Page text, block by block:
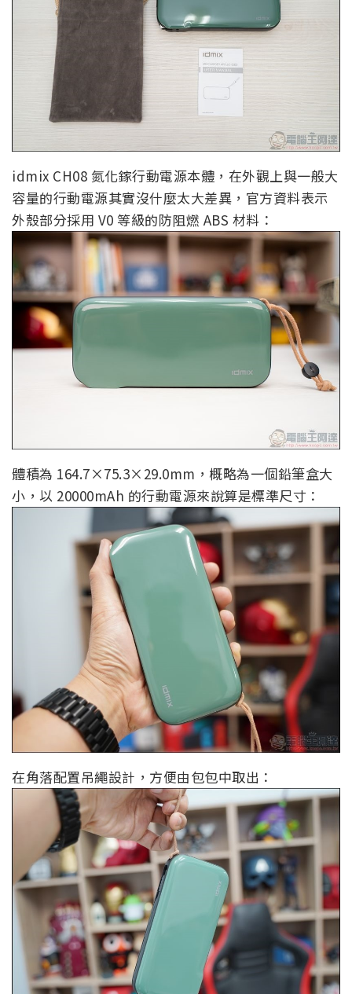
idmix CH08 氮化鎵行動電源本體，在外觀上與一般大
容量的行動電源其實沒什麼太大差異，官方資料表示
外殼部分採用 V0 等級的防阻燃 ABS 材料：
體積為 164.7×75.3×29.0mm，概略為一個鉛筆盒大
小，以 20000mAh 的行動電源來說算是標準尺寸：
在角落配置吊繩設計，方便由包包中取出：